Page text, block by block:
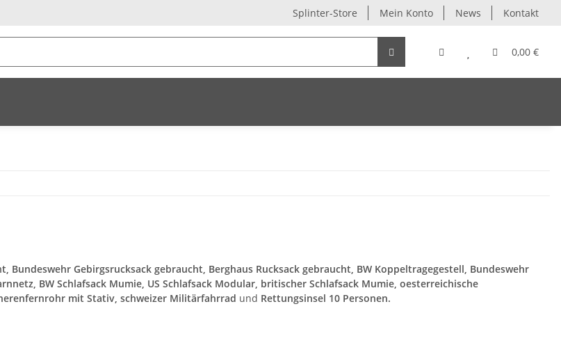
Splinter-Store Mein Konto News Kontakt
0,00 €
Bundeswehr Gebirgsrucksack gebraucht, Berghaus Rucksack gebraucht, BW Koppeltragegestell, Bundeswehr
BW Schlafsack Mumie, US Schlafsack Modular, britischer Schlafsack Mumie, oesterreichische
mit Stativ, schweizer Militärfahrrad und Rettungsinsel 10 Personen.